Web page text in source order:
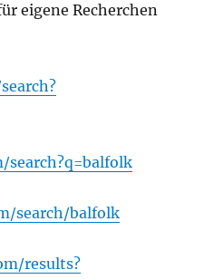
eigene Recherchen
search/balfolk
results?